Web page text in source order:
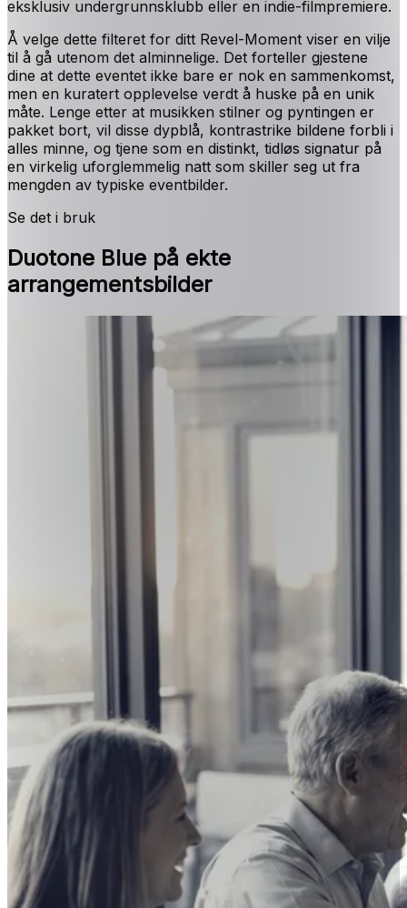
eksklusiv undergrunnsklubb eller en indie-filmpremiere.
Å velge dette filteret for ditt Revel-Moment viser en vilje
til å gå utenom det alminnelige. Det forteller gjestene
dine at dette eventet ikke bare er nok en sammenkomst,
men en kuratert opplevelse verdt å huske på en unik
måte. Lenge etter at musikken stilner og pyntingen er
pakket bort, vil disse dypblå, kontrastrike bildene forbli i
alles minne, og tjene som en distinkt, tidløs signatur på
en virkelig uforglemmelig natt som skiller seg ut fra
mengden av typiske eventbilder.
Se det i bruk
Duotone Blue på ekte
arrangementsbilder